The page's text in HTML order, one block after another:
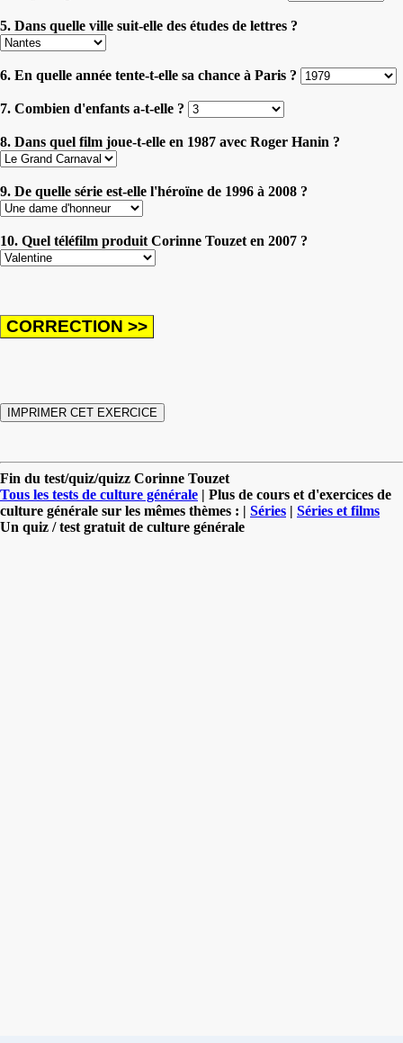
5. Dans quelle ville suit-elle des études de lettres ?
6. En quelle année tente-t-elle sa chance à Paris ?
7. Combien d'enfants a-t-elle ?
8. Dans quel film joue-t-elle en 1987 avec Roger Hanin ?
9. De quelle série est-elle l'héroïne de 1996 à 2008 ?
10. Quel téléfilm produit Corinne Touzet en 2007 ?
Fin du test/quiz/quizz Corinne Touzet
Tous les tests de culture générale | Plus de cours et d'exercices de
culture générale sur les mêmes thèmes : | Séries | Séries et films
Un quiz / test gratuit de culture générale